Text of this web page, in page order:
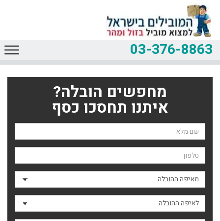
03-376-8863
מחפשים הובלה?
איתנו תחסכו כסף
שם השולח
טלפון
מאיפה ההובלה
לאיפה ההובלה